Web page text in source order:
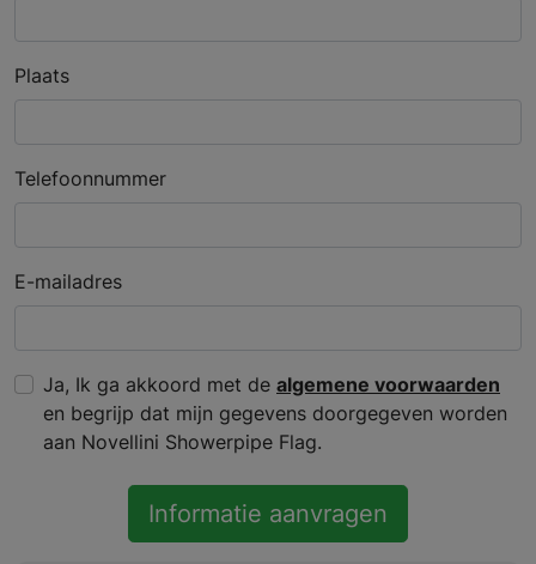
Plaats
Telefoonnummer
E-mailadres
Ja, Ik ga akkoord met de algemene voorwaarden
en begrijp dat mijn gegevens doorgegeven worden
aan Novellini Showerpipe Flag.
Informatie aanvragen